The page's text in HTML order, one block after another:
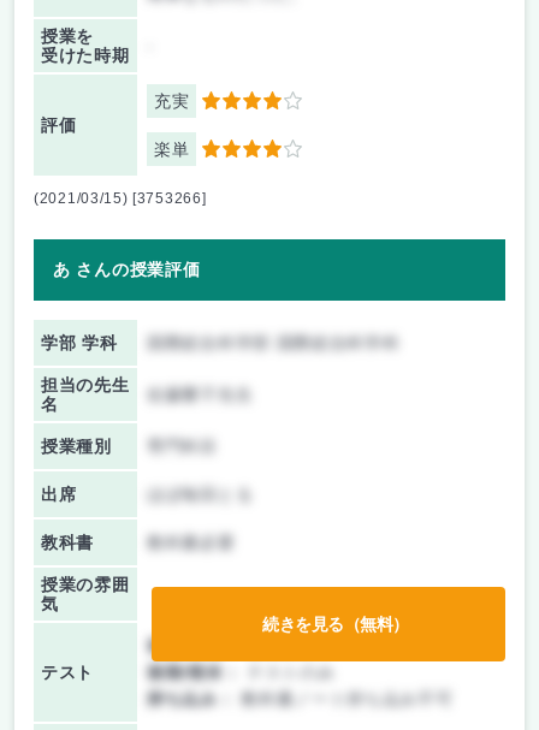
授業を
受けた時期
評価
充実 4
楽単 4
(2021/03/15) [3753266]
あ さんの授業評価
学部 学科 国際総合科学部 国際総合科学科
担当の先生
名
佐藤響子先生
授業種別
出席 ほぼ毎回とる
教科書 教科書必要
授業の雰囲
気
テスト
前期/中間：
後期/期末：
持ち込み：
教科書ノート持ち込み不可
続きを見る（無料）